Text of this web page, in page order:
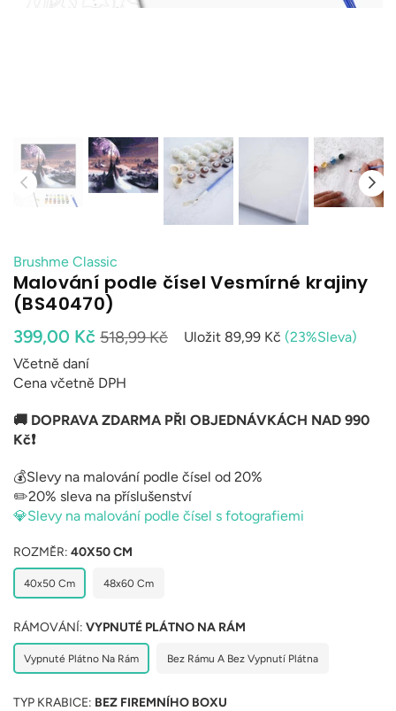
Brushme Classic
Malování podle čísel Vesmírné krajiny
(BS40470)
Běžná
cena
399,00 Kč 518,99 Kč Uložit 89,99 Kč (23%Sleva)
Včetně daní
Cena včetně DPH
🚚 DOPRAVA ZDARMA PŘI OBJEDNÁVKÁCH NAD 990
Kč❗
💰Slevy na malování podle čísel od 20%
✏️20% sleva na příslušenství
💎Slevy na malování podle čísel s fotografiemi
ROZMĚR: 40X50 CM
40x50 Cm 48x60 Cm
RÁMOVÁNÍ: VYPNUTÉ PLÁTNO NA RÁM
Vypnuté Plátno Na Rám Bez Rámu A Bez Vypnutí Plátna
TYP KRABICE: BEZ FIREMNÍHO BOXU